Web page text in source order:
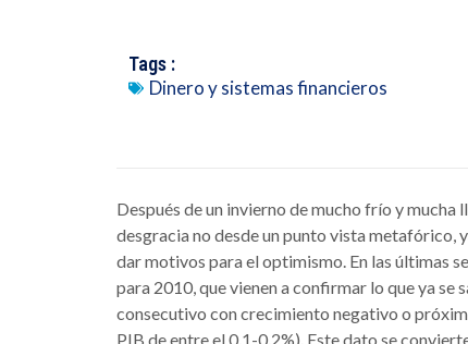
Tags :
Dinero y sistemas financieros
Después de un invierno de mucho frío y
desgracia no desde un punto vista metafórico,
dar motivos para el optimismo. En las últimas
para 2010, que vienen a confirmar lo que ya
consecutivo con crecimiento negativo o
PIB de entre el 0,1-0,2%). Este dato se